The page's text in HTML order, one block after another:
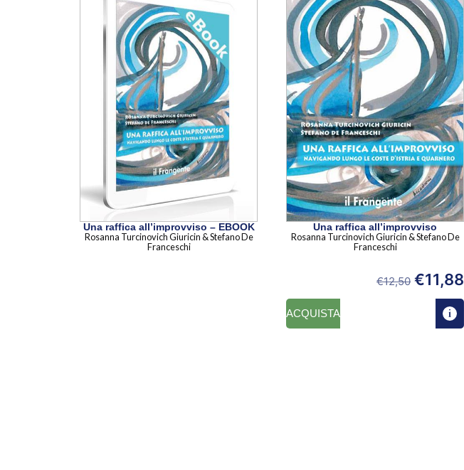
Una raffica all’improvviso – EBOOK
Rosanna Turcinovich Giuricin & Stefano De
Franceschi
Una raffica all’improvviso
Rosanna Turcinovich Giuricin & Stefano De
Franceschi
€12,50 €11,88
ACQUISTA